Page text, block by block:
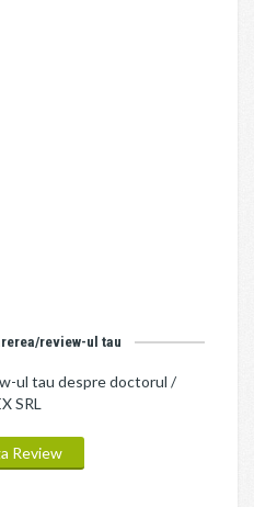
review-ul tau
ul tau despre doctorul /
SRL
Review